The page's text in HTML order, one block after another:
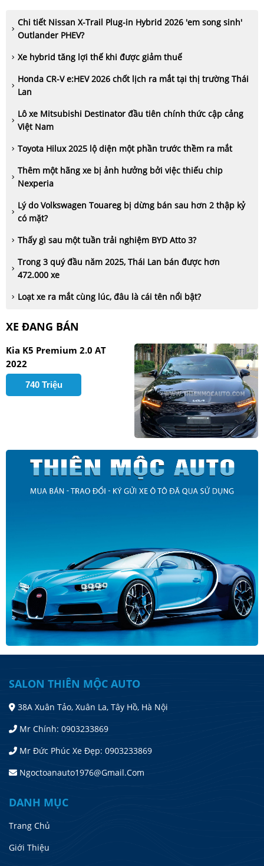
Chi tiết Nissan X-Trail Plug-in Hybrid 2026 'em song sinh'
Outlander PHEV?
Xe hybrid tăng lợi thế khi được giảm thuế
Honda CR-V e:HEV 2026 chốt lịch ra mắt tại thị trường Thái
Lan
Lô xe Mitsubishi Destinator đầu tiên chính thức cập cảng
Việt Nam
Toyota Hilux 2025 lộ diện một phần trước thềm ra mắt
Thêm một hãng xe bị ảnh hưởng bởi việc thiếu chip
Nexperia
Lý do Volkswagen Touareg bị dừng bán sau hơn 2 thập kỷ
có mặt?
Thấy gì sau một tuần trải nghiệm BYD Atto 3?
Trong 3 quý đầu năm 2025, Thái Lan bán được hơn
472.000 xe
Loạt xe ra mắt cùng lúc, đâu là cái tên nổi bật?
XE ĐANG BÁN
Kia K5 Premium 2.0 AT
2022
740 Triệu
SALON THIÊN MỘC AUTO
38A Xuân Tảo, Xuân La, Tây Hồ, Hà Nội
Mr Chính: 0903233869
Mr Đức Phúc Xe Đẹp: 0903233869
Ngoctoanauto1976@gmail.com
DANH MỤC
Trang Chủ
Giới Thiệu